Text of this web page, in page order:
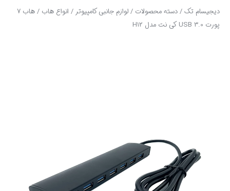
دیجیسام تک/دسته محصولات /لوازم جانبی کامپیوتر/ انواع هاب
/ هاب 7
پورت USB 3.0 کی نت مدل H12